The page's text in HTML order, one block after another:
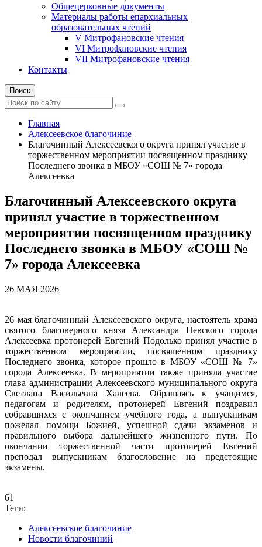
Общецерковные документы
Материалы работы епархиальных
образовательных чтений
V Митрофановские чтения
VI Митрофановские чтения
VII Митрофановские чтения
Контакты
Поиск
Главная
Алексеевское благочиние
Благочинный Алексеевского округа принял участие в
торжественном мероприятии посвященном празднику
Последнего звонка в МБОУ «СОШ № 7» города
Алексеевка
Благочинный Алексеевского округа
принял участие в торжественном
мероприятии посвященном празднику
Последнего звонка в МБОУ «СОШ №
7» города Алексеевка
26 МАЯ 2026
26 мая благочинный Алексеевского округа, настоятель храма
святого благоверного князя Александра Невского города
Алексеевка протоиерей Евгений Подолько принял участие в
торжественном мероприятии, посвященном празднику
Последнего звонка, которое прошло в МБОУ «СОШ № 7»
города Алексеевка. В мероприятии также приняла участие
глава администрации Алексеевского муниципального округа
Светлана Васильевна Халеева. Обращаясь к учащимся,
педагогам и родителям, протоиерей Евгений поздравил
собравшихся с окончанием учебного года, а выпускникам
пожелал помощи Божией, успешной сдачи экзаменов и
правильного выбора дальнейшего жизненного пути. По
окончании торжественной части протоиерей Евгений
преподал выпускникам благословение на предстоящие
экзамены.
61
Теги:
Алексеевское благочиние
Новости благочиний